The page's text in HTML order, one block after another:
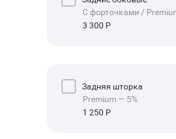
С форточками /
3 300 Р
Крепление
Задняя шторка
Premium — 5%
1 250 Р